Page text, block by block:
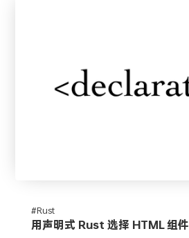
#Rust
用声明式 Rust 选择 HTML 组件